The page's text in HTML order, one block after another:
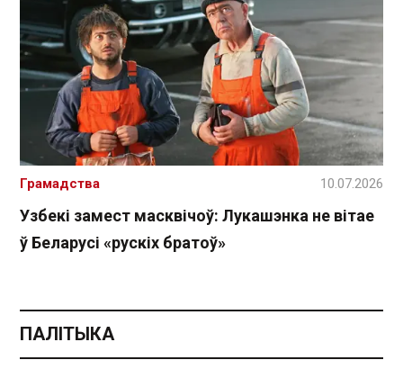
Узбекі замест масквічоў: Лукашэнка не вітае
ў Беларусі «рускіх братоў»
Грамадства 10.07.2026
ПАЛІТЫКА